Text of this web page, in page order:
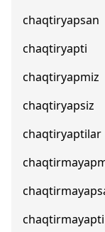
chaqtiryapsan
chaqtiryapti
chaqtiryapmiz
chaqtiryapsiz
chaqtiryaptilar
chaqtirmayapti